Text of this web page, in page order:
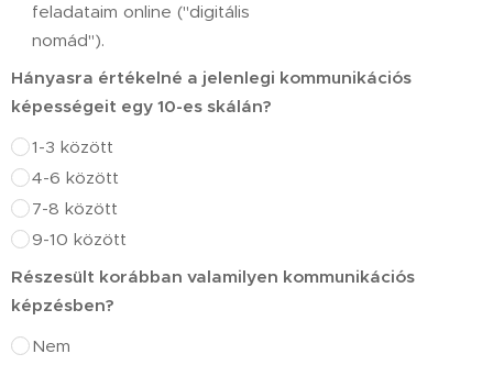
feladataim online ("digitális
nomád").
Hányasra értékelné a jelenlegi kommunikációs
képességeit egy 10-es skálán?
1-3 között
4-6 között
7-8 között
9-10 között
Részesült korábban valamilyen kommunikációs
képzésben?
Nem